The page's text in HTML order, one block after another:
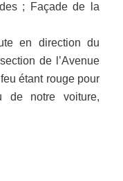
; Façade de la
en direction du
de l’Avenue
étant rouge pour
de notre voiture,